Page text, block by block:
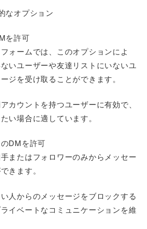
なオプション
を許可
ォームでは、このオプションによ
いユーザーや友達リストにいないユ
ジを受け取ることができます。
カウントを持つユーザーに有効で、
い場合に適しています。
DMを許可
またはフォロワーのみからメッセー
きます。
人からのメッセージをブロックする
イベートなコミュニケーションを維